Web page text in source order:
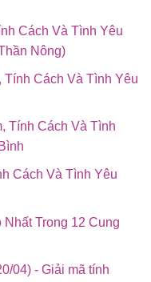
Cách Và Tình Yêu
Nông)
Cách Và Tình Yêu
Tính Cách Và Tình
Cách Và Tình Yêu
Trong 12 Cung
04) - Giải mã tính